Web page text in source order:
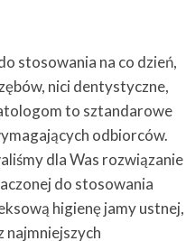
stosowania na co dzień,
nici dentystyczne,
to sztandarowe
odbiorców.
dla Was rozwiązanie
do stosowania
higienę jamy ustnej,
najmniejszych